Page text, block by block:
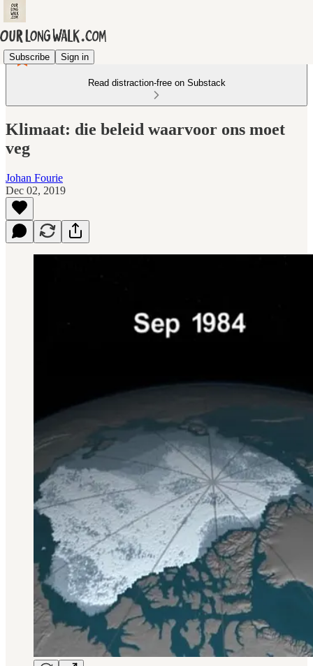
Subscribe Sign in
Read distraction-free on Substack
Klimaat: die beleid waarvoor ons moet
veg
Johan Fourie
Dec 02, 2019